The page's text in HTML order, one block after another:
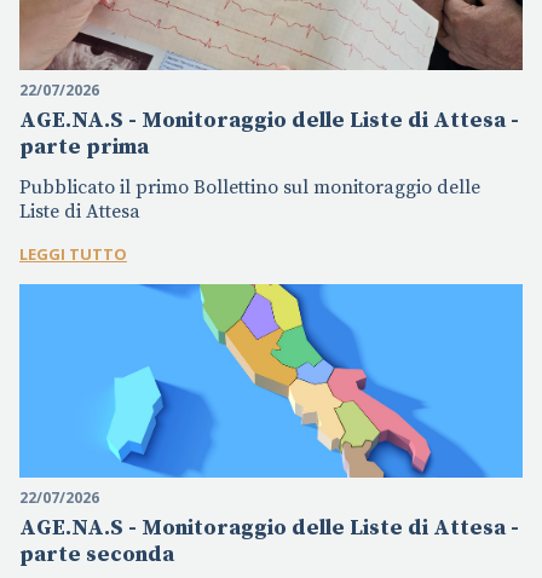
22/07/2026
AGE.NA.S - Monitoraggio delle Liste di Attesa -
parte prima
Pubblicato il primo Bollettino sul monitoraggio delle
Liste di Attesa
LEGGI TUTTO
22/07/2026
AGE.NA.S - Monitoraggio delle Liste di Attesa -
parte seconda